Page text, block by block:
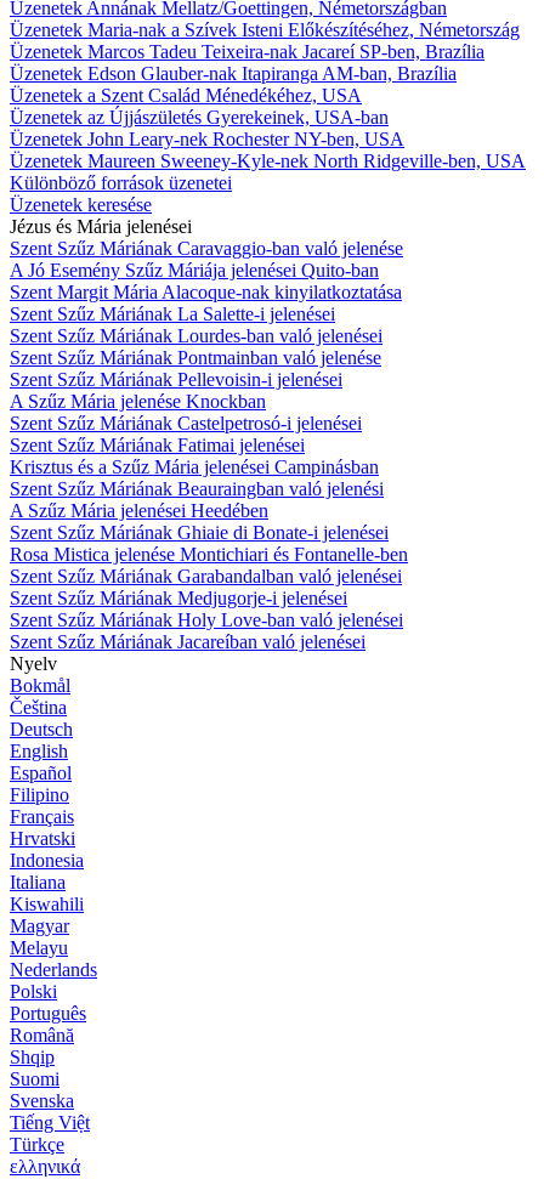
Üzenetek Annának Mellatz/Goettingen, Németországban
Üzenetek Maria-nak a Szívek Isteni Előkészítéséhez, Németország
Üzenetek Marcos Tadeu Teixeira-nak Jacareí SP-ben, Brazília
Üzenetek Edson Glauber-nak Itapiranga AM-ban, Brazília
Üzenetek a Szent Család Ménedékéhez, USA
Üzenetek az Újjászületés Gyerekeinek, USA-ban
Üzenetek John Leary-nek Rochester NY-ben, USA
Üzenetek Maureen Sweeney-Kyle-nek North Ridgeville-ben, USA
Különböző források üzenetei
Üzenetek keresése
Jézus és Mária jelenései
Szent Szűz Máriának Caravaggio-ban való jelenése
A Jó Esemény Szűz Máriája jelenései Quito-ban
Szent Margit Mária Alacoque-nak kinyilatkoztatása
Szent Szűz Máriának La Salette-i jelenései
Szent Szűz Máriának Lourdes-ban való jelenései
Szent Szűz Máriának Pontmainban való jelenése
Szent Szűz Máriának Pellevoisin-i jelenései
A Szűz Mária jelenése Knockban
Szent Szűz Máriának Castelpetrosó-i jelenései
Szent Szűz Máriának Fatimai jelenései
Krisztus és a Szűz Mária jelenései Campinásban
Szent Szűz Máriának Beauraingban való jelenési
A Szűz Mária jelenései Heedében
Szent Szűz Máriának Ghiaie di Bonate-i jelenései
Rosa Mistica jelenése Montichiari és Fontanelle-ben
Szent Szűz Máriának Garabandalban való jelenései
Szent Szűz Máriának Medjugorje-i jelenései
Szent Szűz Máriának Holy Love-ban való jelenései
Szent Szűz Máriának Jacareíban való jelenései
Nyelv
Bokmål
Čeština
Deutsch
English
Español
Filipino
Français
Hrvatski
Indonesia
Italiana
Kiswahili
Magyar
Melayu
Nederlands
Polski
Português
Română
Shqip
Suomi
Svenska
Tiếng Việt
Türkçe
ελληνικά